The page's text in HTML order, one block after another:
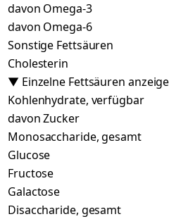
davon Omega-3
davon Omega-6
Sonstige Fettsäuren
Cholesterin
▼ Einzelne Fettsäuren
Kohlenhydrate, verfügbar
davon Zucker
Monosaccharide, gesamt
Glucose
Fructose
Galactose
Disaccharide, gesamt